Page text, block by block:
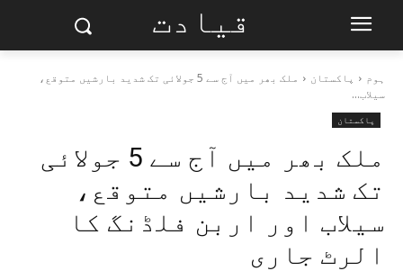
قیادت
ہوم پاکستان
ملک بھر میں آج سے 5 جولائی تک شدید بارشیں متوقع،
سیلاب...
پاکستان
ملک بھر میں آج سے 5 جولائی
تک شدید بارشیں متوقع،
سیلاب اور اربن فلڈنگ کا
الرٹ جاری